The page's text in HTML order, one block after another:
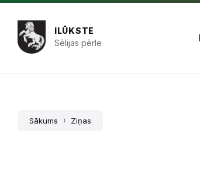
Pāriet
saturu
Skip
navigation
Skip
footer
ILŪKSTE
Sēlijas pērle
Sākums Ziņas